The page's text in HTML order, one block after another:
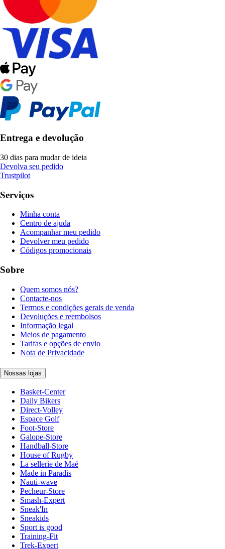
Entrega e devolução
30 dias para mudar de ideia
Devolva seu pedido
Trustpilot
Serviços
Minha conta
Centro de ajuda
Acompanhar meu pedido
Devolver meu pedido
Códigos promocionais
Sobre
Quem somos nós?
Contacte-nos
Termos e condições gerais de venda
Devoluções e reembolsos
Informação legal
Meios de pagamento
Tarifas e opções de envio
Nota de Privacidade
Nossas lojas
Basket-Center
Daily Bikers
Direct-Volley
Espace Golf
Foot-Store
Galope-Store
Handball-Store
House of Rugby
La sellerie de Maé
Made in Paradis
Nauti-wave
Pecheur-Store
Smash-Expert
Sneak'In
Sneakids
Sport is good
Training-Fit
Trek-Expert